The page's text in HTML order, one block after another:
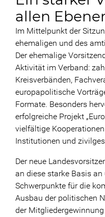
allen
Im Mittelpunkt der
ehemaligen und des
Der ehemalige
Aktivität im Verband:
Kreisverbänden,
europapolitische
Formate. Besonders
erfolgreiche Projekt
vielfältige
Institutionen und
Der neue
an diese starke Basis
Schwerpunkte für die
Ausbau der politischen
der